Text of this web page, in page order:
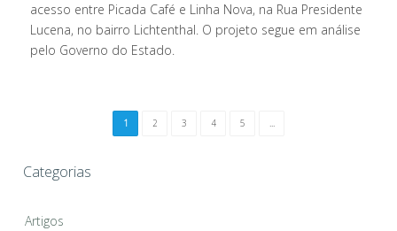
acesso entre Picada Café e Linha Nova, na Rua Presidente
Lucena, no bairro Lichtenthal. O projeto segue em análise
pelo Governo do Estado.
1 2 3 4 5 ...
Categorias
Artigos